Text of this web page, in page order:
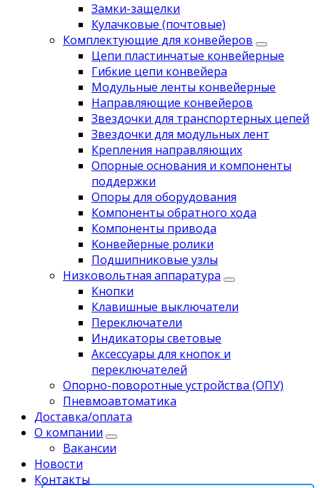
Замки-защелки
Кулачковые (почтовые)
Комплектующие для конвейеров
Цепи пластинчатые конвейерные
Гибкие цепи конвейера
Модульные ленты конвейерные
Направляющие конвейеров
Звездочки для транспортерных цепей
Звездочки для модульных лент
Крепления направляющих
Опорные основания и компоненты
поддержки
Опоры для оборудования
Компоненты обратного хода
Компоненты привода
Koнвейерныe pолики
Подшипниковые узлы
Низковольтная аппаратура
Кнопки
Клавишные выключатели
Переключатели
Индикаторы световые
Аксессуары для кнопок и
переключателей
Опорно-поворотные устройства (ОПУ)
Пневмоавтоматика
Доставка/оплата
О компании
Вакансии
Новости
Контакты